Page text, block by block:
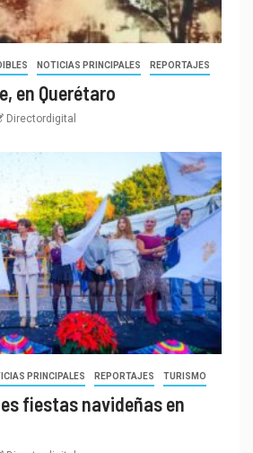
NOTICIAS PRINCIPALES REPORTAJES
en Querétaro
Directordigital
PRINCIPALES REPORTAJES TURISMO
fiestas navideñas en